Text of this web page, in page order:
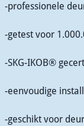
-professionele
-getest voor
-SKG-IKOB®
-eenvoudige
-geschikt voor